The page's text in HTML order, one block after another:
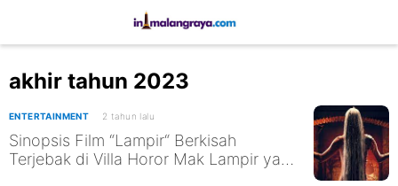
akhir tahun 2023
ENTERTAINMENT 2 tahun lalu
Sinopsis Film “Lampir“ Berkisah
Terjebak di Villa Horor Mak Lampir yang